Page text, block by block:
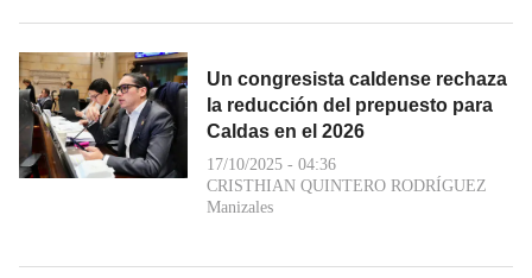
Un congresista caldense rechaza
la reducción del prepuesto para
Caldas en el 2026
17/10/2025 - 04:36
CRISTHIAN QUINTERO RODRÍGUEZ
Manizales